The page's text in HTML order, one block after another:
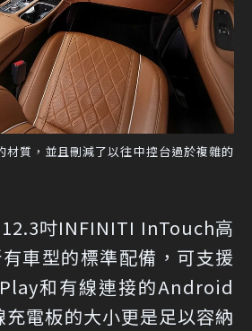
材質，並且刪減了以往中控台過於複雜的
吋INFINITI InTouch高
車型的標準配備，可支援
和有線連接的Android
電板的大小更是足以容納